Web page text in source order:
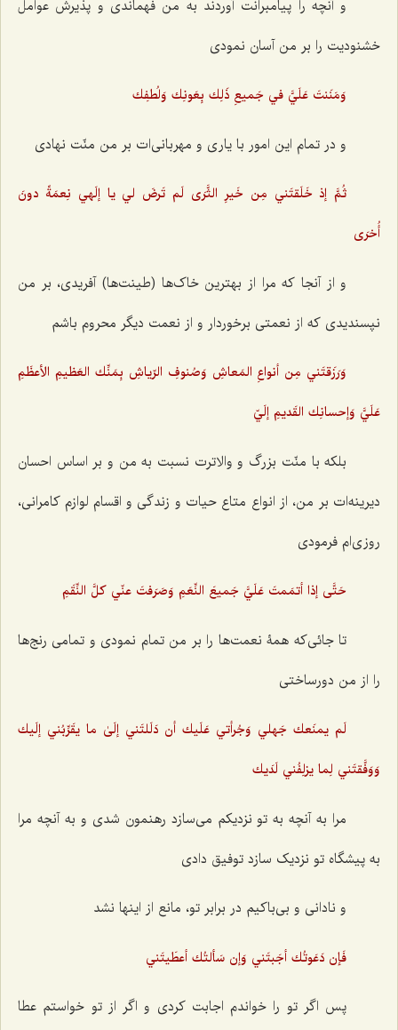
و آنچه را پیامبرانت آوردند به من فهماندی و پذیرش عوامل
خشنودیت را بر من آسان نمودی
وَمَنَنتَ عَلَيَّ في جَميعِ ذَلِك بِعَونِك وَلُطفِك
‌و در تمام این امور با یاری و مهربانی‌ات بر من منّت نهادی
ثُمَّ إذ خَلَقتَني مِن خَيرِ الثَّرَى لَم تَرضَ لي يا إلَهي نِعمَةً دونَ
أُخرَى
و از آنجا که مرا از بهترین خاک‌ها (طینت‌ها) آفریدی، بر من
نپسندیدی که از نعمتی برخوردار و از نعمت دیگر محروم باشم
وَرَزَقتَني مِن أنواعِ المَعاشِ وَصُنوفِ الرّياشِ بِمَنِّك العَظيمِ الأعظَمِ
عَلَيَّ وَإحسانِك القَديمِ إلَيّ
بلکه با منّت بزرگ و والاترت نسبت به من و بر اساس احسان
دیرینه‌ات بر من، از انواع متاع حیات و زندگی و اقسام لوازم کامرانی،
روزی‌ام فرمودی
حَتَّى إذا أتمَمتَ عَلَيَّ جَميعَ النِّعَمِ وَصَرَفتَ عنّي كلَّ النِّقَمِ
تا جائی‌که همۀ نعمت‌ها را بر من تمام نمودی و تمامی رنج‌ها
را از من دورساختی
لَم يمنَعك جَهلي وَجُرأتي عَلَيك أن دَلَلتَني إلَىٰ ما يقَرِّبُني إلَيك
وَوَفَّقتَني لِما يزلِفُني لَدَيك
مرا به آنچه به تو نزدیکم می‌سازد رهنمون شدی و به آنچه مرا
به پیشگاه تو نزدیک سازد توفیق دادی
و نادانی و بی‌باکیم در برابر تو، مانع از اینها نشد
فَإن دَعَوتُك أجَبتَني وَإن سَألتُك أعطَيتَني
پس اگر تو را خواندم اجابت کردی و اگر از تو خواستم عطا